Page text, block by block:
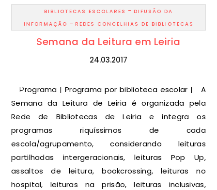
BIBLIOTECAS ESCOLARES - DIFUSÃO DA
INFORMAÇÃO - REDES CONCELHIAS DE BIBLIOTECAS
Semana da Leitura em Leiria
24.03.2017
Programa | Programa por biblioteca escolar | A
Semana da Leitura de Leiria é organizada pela
Rede de Bibliotecas de Leiria e integra os
programas riquíssimos de cada
escola/agrupamento, considerando leituras
partilhadas intergeracionais, leituras Pop Up,
assaltos de leitura, bookcrossing, leituras no
hospital, leituras na prisão, leituras inclusivas,